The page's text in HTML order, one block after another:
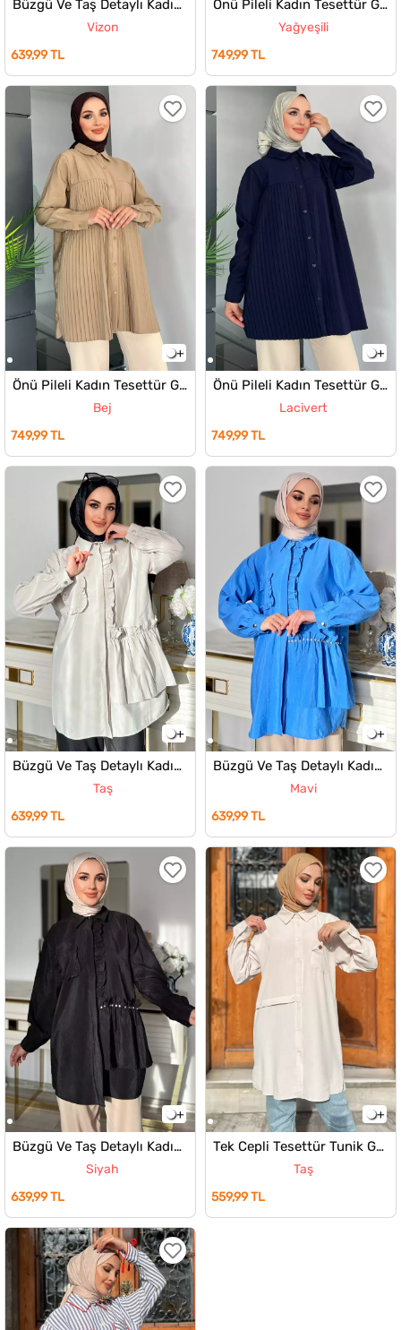
Büzgü Ve Taş Detaylı Kadın Tesettür Gömlek
Vizon
639,99 TL
Önü Pileli Kadın Tesettür Gömlek
Yağyeşili
749,99 TL
Önü Pileli Kadın Tesettür Gömlek
Bej
749,99 TL
Önü Pileli Kadın Tesettür Gömlek
Lacivert
749,99 TL
Büzgü Ve Taş Detaylı Kadın Tesettür Gömlek
Taş
639,99 TL
Büzgü Ve Taş Detaylı Kadın Tesettür Gömlek
Mavi
639,99 TL
Büzgü Ve Taş Detaylı Kadın Tesettür Gömlek
Siyah
639,99 TL
Tek Cepli Tesettür Tunik Gömlek
Taş
559,99 TL